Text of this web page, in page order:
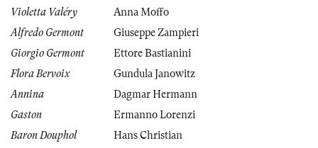
Violetta Valéry
Anna Moffo
Alfredo Germont
Giuseppe Zampieri
Giorgio Germont
Ettore Bastianini
Flora Bervoix
Gundula Janowitz
Annina
Dagmar Hermann
Gaston
Ermanno Lorenzi
Baron Douphol
Hans Christian